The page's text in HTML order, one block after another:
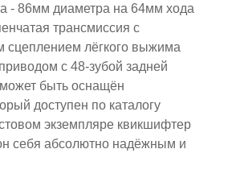
- 86мм диаметра на 64мм хода
трансмиссия с
сцеплением лёгкого выжима
с 48-зубой задней
быть оснащён
доступен по каталогу
экземпляре квикшифтер
себя абсолютно надёжным и